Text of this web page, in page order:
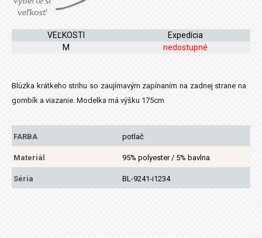
VEĽKOSTI
Expedícia
M
nedostupné
Blúzka krátkeho strihu so zaujímavým zapínaním na zadnej strane na
gombík a viazanie. Modelka má výšku 175cm
FARBA potlač
Materiál 95% polyester / 5% bavlna
Séria BL-9241-i1234